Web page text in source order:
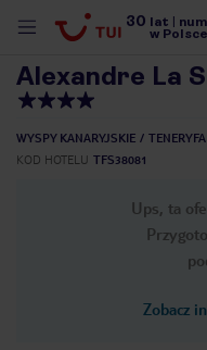
30 lat
w Polsce
Alexandre La
WYSPY KANARYJSKIE TENERYFA
KOD HOTELU TFS38081
Ups, ta
Zobacz